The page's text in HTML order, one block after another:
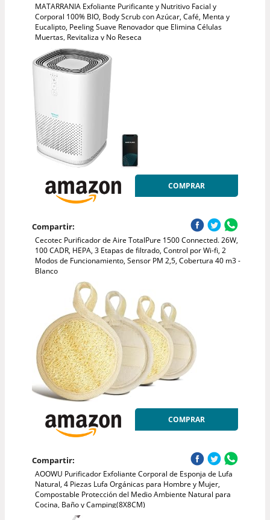
MATARRANIA Exfoliante Purificante y Nutritivo Facial y
Corporal 100% BIO, Body Scrub con Azúcar, Café, Menta y
Eucalipto, Peeling Suave Renovador que Elimina Células
Muertas, Revitaliza y No Reseca
COMPRAR
Compartir:
Cecotec Purificador de Aire TotalPure 1500 Connected. 26W,
100 CADR, HEPA, 3 Etapas de filtrado, Control por Wi-fi, 2
Modos de Funcionamiento, Sensor PM 2,5, Cobertura 40 m3 -
Blanco
COMPRAR
Compartir:
AOOWU Purificador Exfoliante Corporal de Esponja de Lufa
Natural, 4 Piezas Lufa Orgánicas para Hombre y Mujer,
Compostable Protección del Medio Ambiente Natural para
Cocina, Baño y Camping(8X8CM)